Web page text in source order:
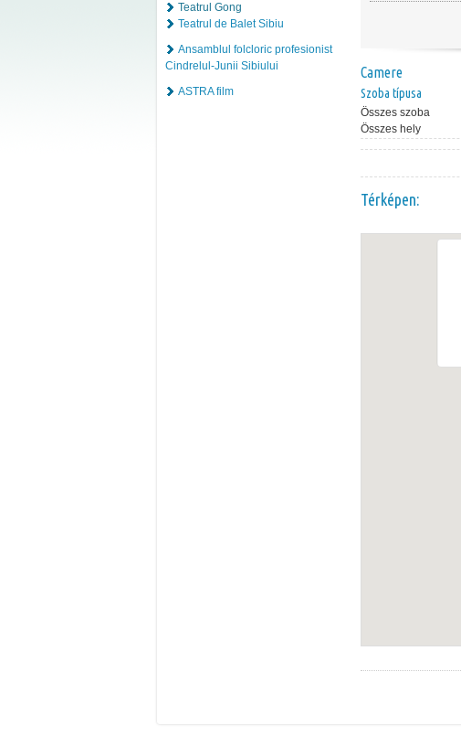
Teatrul Gong
Teatrul de Balet Sibiu
Ansamblul folcloric profesionist
Cindrelul-Junii Sibiului
ASTRA film
Camere
Szoba típusa
Összes szoba
Összes hely
Térképen: